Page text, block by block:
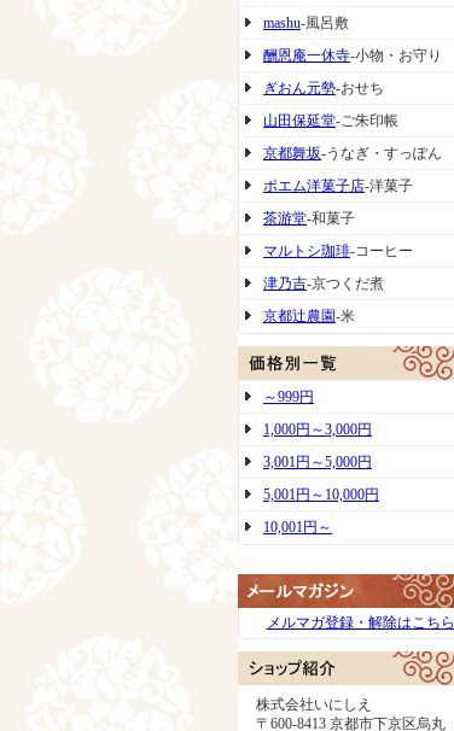
mashu-風呂敷
酬恩庵一休寺-小物・お守り
ぎおん元勢-おせち
山田保延堂-ご朱印帳
京都舞坂-うなぎ・すっぽん
ポエム洋菓子店-洋菓子
茶游堂-和菓子
マルトシ珈琲-コーヒー
津乃吉-京つくだ煮
京都辻農園-米
～999円
1,000円～3,000円
3,001円～5,000円
5,001円～10,000円
10,001円～
メルマガ登録・解除はこちら
株式会社いにしえ
〒600-8413 京都市下京区烏丸